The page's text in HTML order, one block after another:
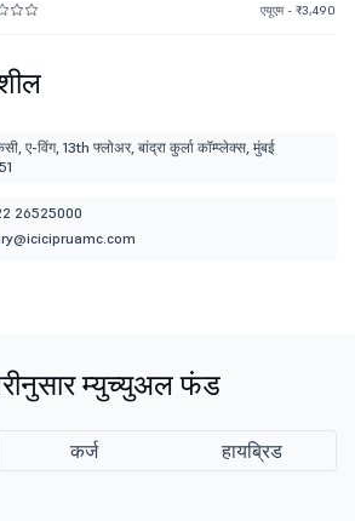
एयूएम - ₹3,490
ए-विंग, 13th फ्लोअर, बांद्रा कुर्ला कॉम्प्लेक्स, मुंबई
26525000
म्युच्युअल फंड
कर्ज हायब्रिड